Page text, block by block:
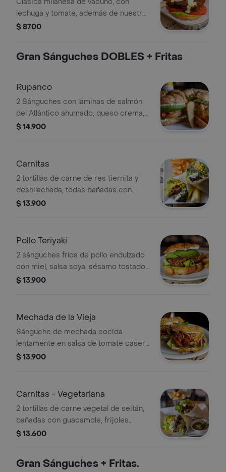
lechuga y tomate, además de nuestra
mayonesa casera. En pan brioche.
$ 8700
Gran Sánguches DOBLES + Fritas
Rupanco
2 Sánguches con láminas de salmón
del Atlántico ahumado, queso crema,
palta, jengibre y lechuga. En dos
$ 14.900
Carnitas
2 tortillas de carne de res tiernita y
deshilachada, todas bañadas con
guacamole, frijoles negros, maíz
de papas fritas.
$ 13.900
Pollo Teriyaki
2 sánguches fríos de pollo endulzado
con miel, salsa soya, sésamo tostado,
queso crema, palta y lechuga. En dos
$ 13.900
Mechada de la Vieja
Sánguche de mechada cocida
lentamente en salsa de tomate casera
acompañada con papas hilo, lechuga,
acompañado con papas fritas.
$ 13.900
Carnitas - Vegetariana
2 tortillas de carne vegetal de seitán,
bañadas con guacamole, frijoles
negros, maíz dulcecito, lechuga y
$ 13.600
Gran Sánguches + Fritas.